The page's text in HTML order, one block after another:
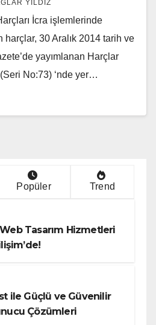
YILDIZ
İcra işlemlerinde
30 Aralık 2014 tarih ve
yayımlanan Harçlar
No:73) ‘nde yer…
Popüler Trend
Tasarım Hizmetleri
ile Güçlü ve Güvenilir
Çözümleri